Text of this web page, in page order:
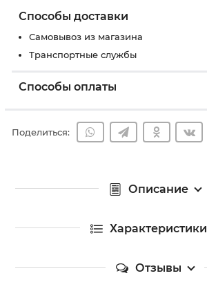
Способы доставки
Самовывоз из магазина
Транспортные службы
Способы оплаты
Поделиться:
Описание
Характеристики
Отзывы